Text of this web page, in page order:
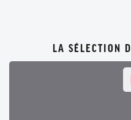
LA SÉLECTION